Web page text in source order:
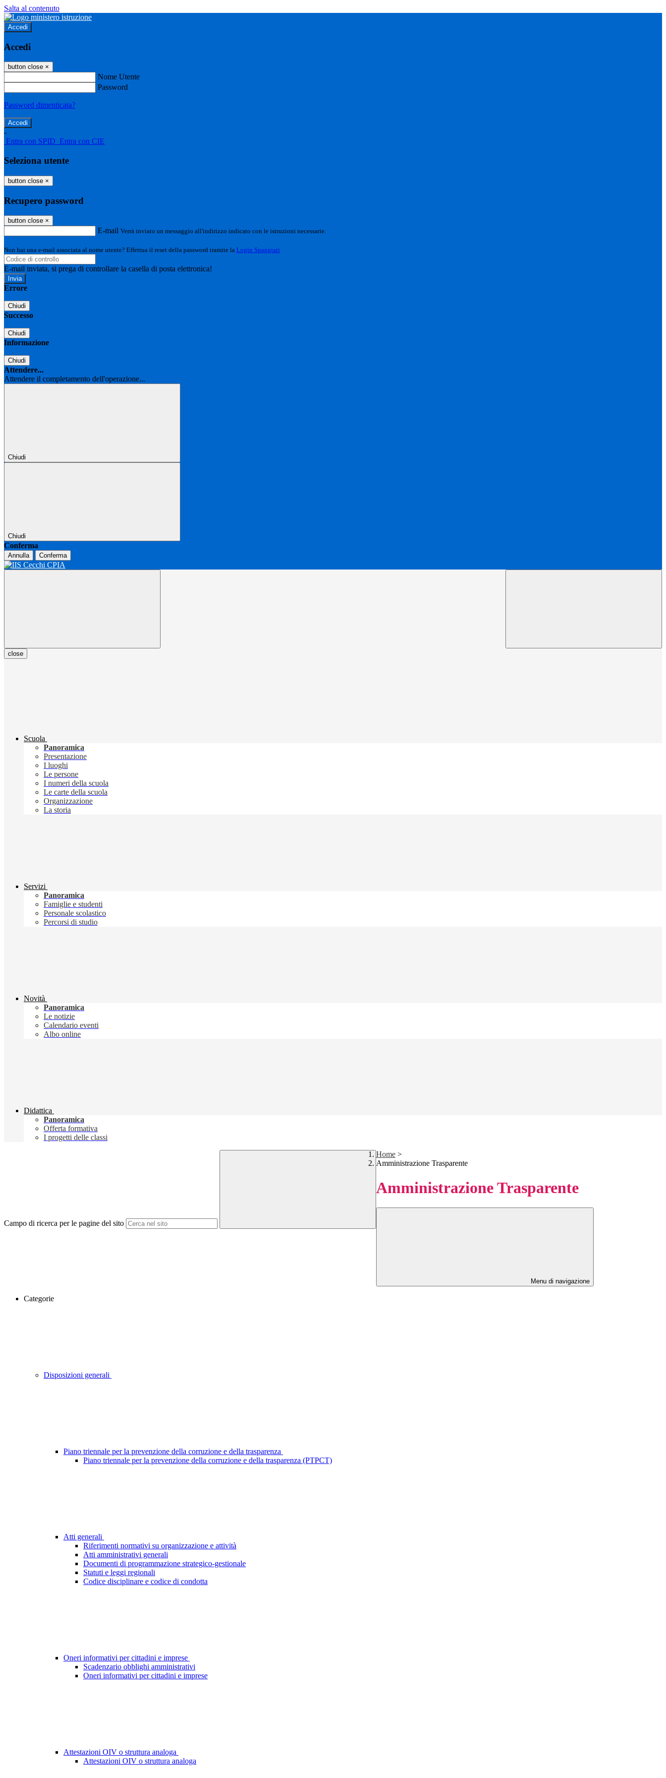
Salta al contenuto
Accedi
Accedi
button close ×
Nome Utente
Password
Password dimenticata?
-
Entra con SPID Entra con CIE
Seleziona utente
button close ×
Recupero password
button close ×
E-mail Verrà inviato un messaggio all'indirizzo indicato con le istruzioni necessarie.
Non hai una e-mail associata al nome utente? Effettua il reset della password tramite la Login Spaggiari
E-mail inviata, si prega di controllare la casella di posta elettronica!
Errore
Chiudi
Successo
Chiudi
Informazione
Chiudi
Attendere...
Attendere il completamento dell'operazione...
Chiudi
Chiudi
Conferma
Annulla Conferma
close
Scuola
Panoramica
Presentazione
I luoghi
Le persone
I numeri della scuola
Le carte della scuola
Organizzazione
La storia
Servizi
Panoramica
Famiglie e studenti
Personale scolastico
Percorsi di studio
Novità
Panoramica
Le notizie
Calendario eventi
Albo online
Didattica
Panoramica
Offerta formativa
I progetti delle classi
Campo di ricerca per le pagine del sito
Home >
Amministrazione Trasparente
Amministrazione Trasparente
Menu di navigazione
Categorie
Disposizioni generali
Piano triennale per la prevenzione della corruzione e della trasparenza
Piano triennale per la prevenzione della corruzione e della trasparenza (PTPCT)
Atti generali
Riferimenti normativi su organizzazione e attività
Atti amministrativi generali
Documenti di programmazione strategico-gestionale
Statuti e leggi regionali
Codice disciplinare e codice di condotta
Oneri informativi per cittadini e imprese
Scadenzario obblighi amministrativi
Oneri informativi per cittadini e imprese
Attestazioni OIV o struttura analoga
Attestazioni OIV o struttura analoga